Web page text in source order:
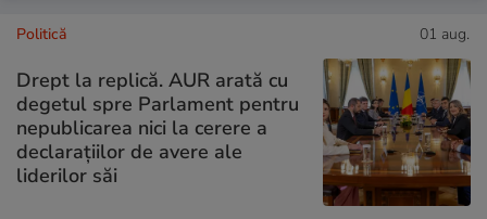
Politică 01 aug.
Drept la replică. AUR arată cu
degetul spre Parlament pentru
nepublicarea nici la cerere a
declarațiilor de avere ale
liderilor săi